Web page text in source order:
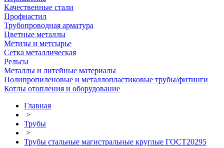
Качественные стали
Профнастил
Трубопроводная арматура
Цветные металлы
Метизы и метсырье
Сетка металлическая
Рельсы
Металлы и литейные материалы
Полипропиленовые и металлопластиковые трубы/фитинги
Котлы отопления и оборудование
Главная
>
Трубы
>
Трубы стальные магистральные круглые ГОСТ20295